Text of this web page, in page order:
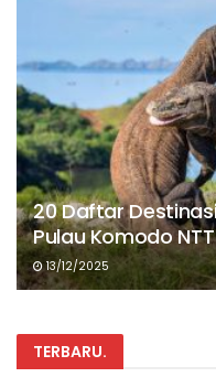
20 Daftar
Pulau Komodo
13/12/2025
TERBARU.